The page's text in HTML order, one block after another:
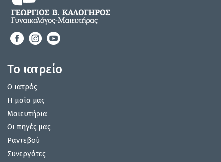
Το ιατρείο
Ο ιατρός
Η μαία μας
Μαιευτήρια
Οι πηγές μας
Ραντεβού
Συνεργάτες